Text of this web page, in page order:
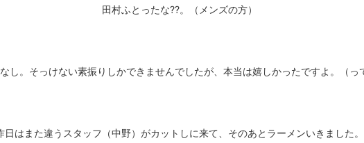
田村ふとったな??。（メンズの方）
し。そっけない素振りしかできませんでしたが、本当は嬉しかったですよ。（っ
日はまた違うスタッフ（中野）がカットしに来て、そのあとラーメンいきました。